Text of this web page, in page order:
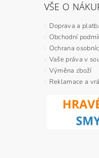
VŠE O
Doprava a
Obchodní
Ochrana
Vaše práva v
Výměna zboží
Reklamace a